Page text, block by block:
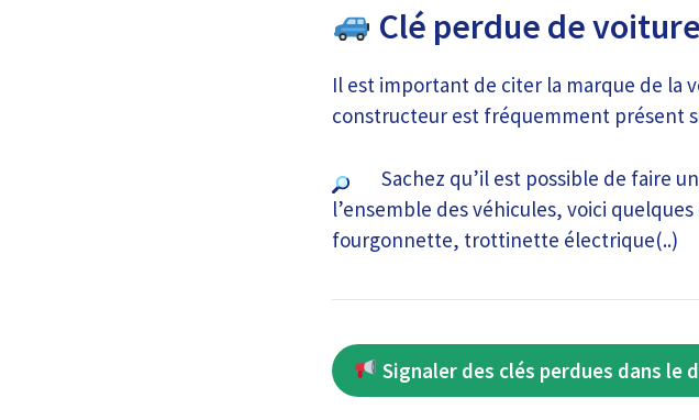
Clé perdue de
Il est important de citer la marque de la
constructeur est fréquemment présent
Sachez qu’il est possible de faire
l’ensemble des véhicules, voici
fourgonnette, trottinette électrique(..)
Signaler des clés perdues dans le